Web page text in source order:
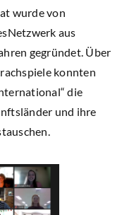
wurde von
aus
gegründet. Über
konnten
die
und ihre